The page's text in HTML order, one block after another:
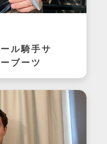
ル騎手サ
ブーツ